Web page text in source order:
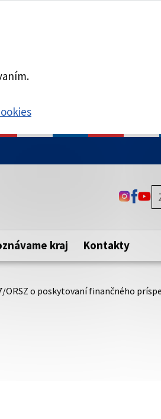
Táto stránka je zabezpečená
webovú stránku.
pred názvom domény
ODKAZ
kraj Kontakty
ORSZ o poskytovaní finančného